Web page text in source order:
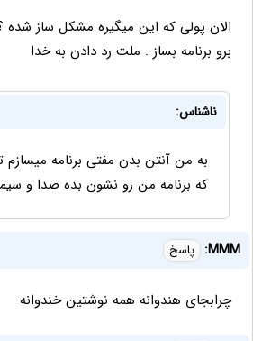
الان پولی که این میگیره مشکل ساز شده ؟
برو برنامه بساز . ملت رد دادن به خدا
ناشناس:
به من آنتن بدن مفتی برنامه میسازم
که برنامه من رو نشون بده صدا و
MMM: پاسخ
چرابجای هندوانه همه نوشتین خندوانه